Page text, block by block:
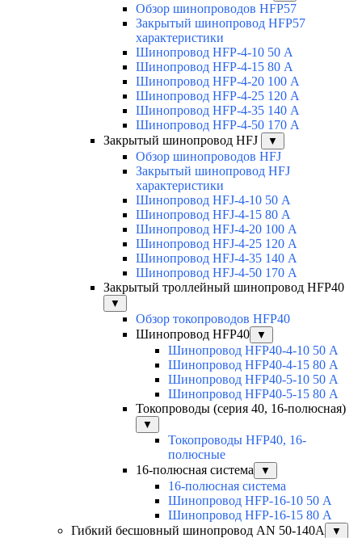
Обзор шинопроводов HFP57
Закрытый шинопровод HFP57
характеристики
Шинопровод HFP-4-10 50 А
Шинопровод HFP-4-15 80 А
Шинопровод HFP-4-20 100 А
Шинопровод HFP-4-25 120 А
Шинопровод HFP-4-35 140 А
Шинопровод HFP-4-50 170 А
Закрытый шинопровод HFJ
▼
Обзор шинопроводов HFJ
Закрытый шинопровод HFJ
характеристики
Шинопровод HFJ-4-10 50 А
Шинопровод HFJ-4-15 80 А
Шинопровод HFJ-4-20 100 А
Шинопровод HFJ-4-25 120 А
Шинопровод HFJ-4-35 140 А
Шинопровод HFJ-4-50 170 А
Закрытый троллейный шинопровод HFP40
▼
Обзор токопроводов HFP40
Шинопровод HFP40
▼
Шинопровод HFP40-4-10 50 А
Шинопровод HFP40-4-15 80 А
Шинопровод HFP40-5-10 50 А
Шинопровод HFP40-5-15 80 А
Токопроводы (серия 40, 16-полюсная)
▼
Токопроводы HFP40, 16-
полюсные
16-полюсная система
▼
16-полюсная система
Шинопровод HFP-16-10 50 А
Шинопровод HFP-16-15 80 А
Гибкий бесшовный шинопровод AN 50-140А
▼